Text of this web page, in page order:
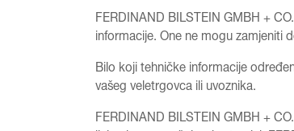
FERDINAND BILSTEIN GMBH +
informacije. One ne mogu zamjeniti
Bilo koji tehničke informacije
vašeg veletrgovca ili uvoznika.
FERDINAND BILSTEIN GMBH +